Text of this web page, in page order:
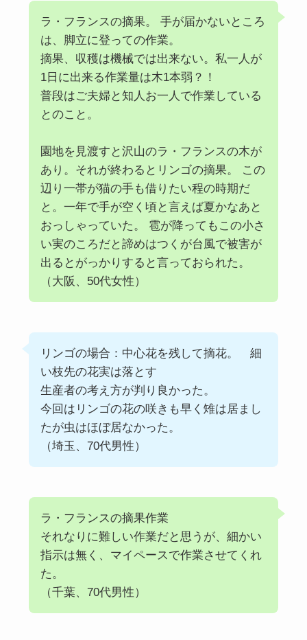
ラ・フランスの摘果。 手が届かないところ
は、脚立に登っての作業。
摘果、収穫は機械では出来ない。私一人が
1日に出来る作業量は木1本弱？！
普段はご夫婦と知人お一人で作業している
とのこと。
園地を見渡すと沢山のラ・フランスの木が
あり。それが終わるとリンゴの摘果。 この
辺り一帯が猫の手も借りたい程の時期だ
と。一年で手が空く頃と言えば夏かなあと
おっしゃっていた。 雹が降ってもこの小さ
い実のころだと諦めはつくが台風で被害が
出るとがっかりすると言っておられた。
（大阪、50代女性）
リンゴの場合：中心花を残して摘花。 細
い枝先の花実は落とす
生産者の考え方が判り良かった。
今回はリンゴの花の咲きも早く雉は居まし
たが虫はほぼ居なかった。
（埼玉、70代男性）
ラ・フランスの摘果作業
それなりに難しい作業だと思うが、細かい
指示は無く、マイペースで作業させてくれ
た。
（千葉、70代男性）